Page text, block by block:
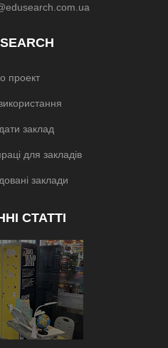
проект
заклад
для закладів
заклади
СТАТТІ